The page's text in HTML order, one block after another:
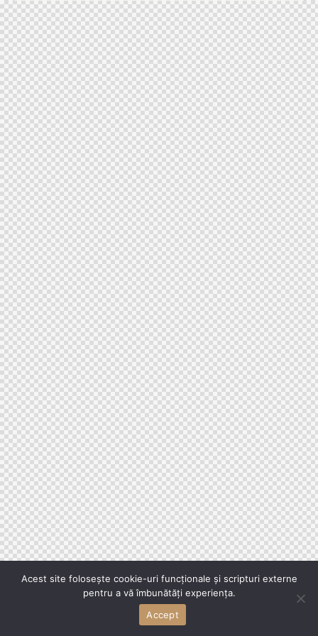
Acest site folosește cookie-uri funcționale și scripturi externe
pentru a vă îmbunătăți experiența.
Accept